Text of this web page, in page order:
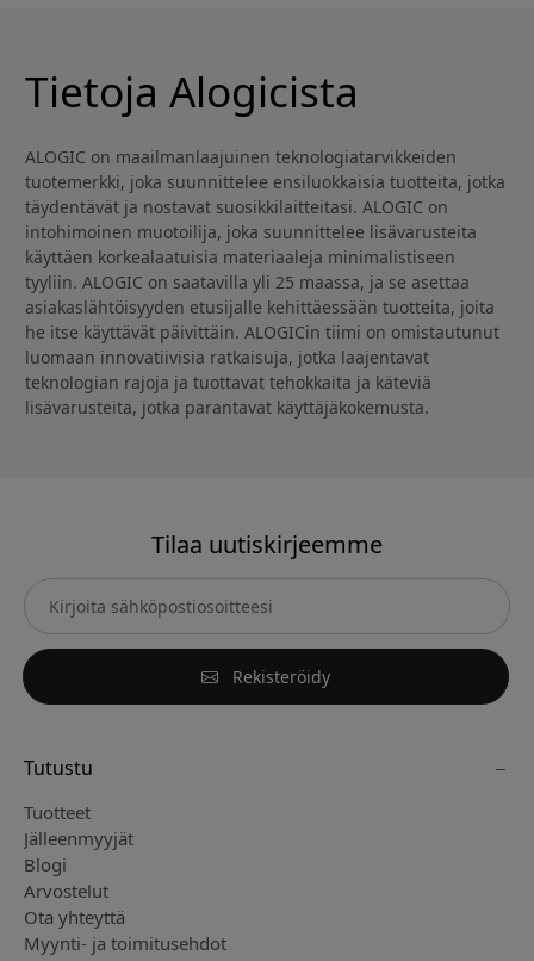
Tietoja Alogicista
ALOGIC on maailmanlaajuinen teknologiatarvikkeiden
tuotemerkki, joka suunnittelee ensiluokkaisia tuotteita, jotka
täydentävät ja nostavat suosikkilaitteitasi. ALOGIC on
intohimoinen muotoilija, joka suunnittelee lisävarusteita
käyttäen korkealaatuisia materiaaleja minimalistiseen
tyyliin. ALOGIC on saatavilla yli 25 maassa, ja se asettaa
asiakaslähtöisyyden etusijalle kehittäessään tuotteita, joita
he itse käyttävät päivittäin. ALOGICin tiimi on omistautunut
luomaan innovatiivisia ratkaisuja, jotka laajentavat
teknologian rajoja ja tuottavat tehokkaita ja käteviä
lisävarusteita, jotka parantavat käyttäjäkokemusta.
Tilaa uutiskirjeemme
Rekisteröidy
Tutustu
Tuotteet
Jälleenmyyjät
Blogi
Arvostelut
Ota yhteyttä
Myynti- ja toimitusehdot